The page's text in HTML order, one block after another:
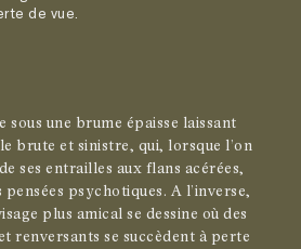
de vue.
sous une brume épaisse laissant
brute et sinistre, qui, lorsque l’on
ses entrailles aux flans acérées,
psychotiques. A l’inverse,
plus amical se dessine où des
renversants se succèdent à perte